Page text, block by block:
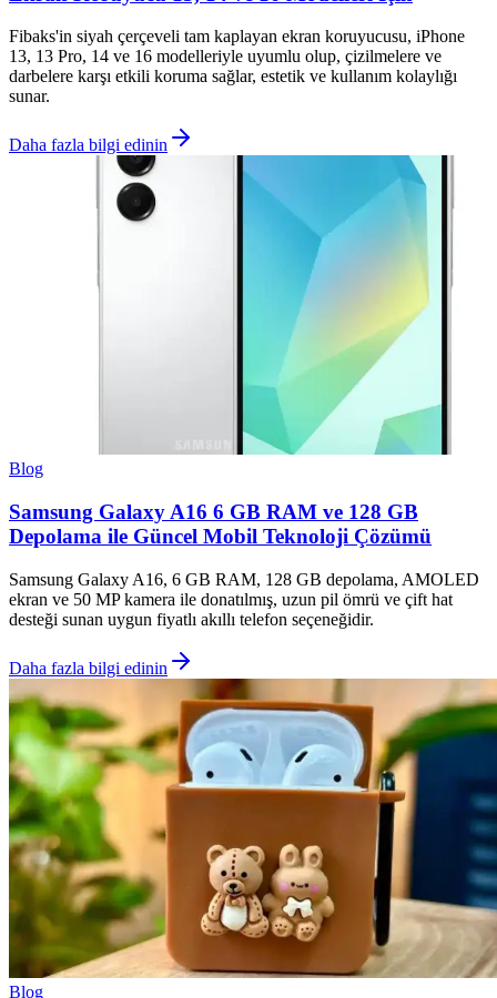
Fibaks'in siyah çerçeveli tam kaplayan ekran koruyucusu, iPhone
13, 13 Pro, 14 ve 16 modelleriyle uyumlu olup, çizilmelere ve
darbelere karşı etkili koruma sağlar, estetik ve kullanım kolaylığı
sunar.
Daha fazla bilgi edinin
Blog
Samsung Galaxy A16 6 GB RAM ve 128 GB
Depolama ile Güncel Mobil Teknoloji Çözümü
Samsung Galaxy A16, 6 GB RAM, 128 GB depolama, AMOLED
ekran ve 50 MP kamera ile donatılmış, uzun pil ömrü ve çift hat
desteği sunan uygun fiyatlı akıllı telefon seçeneğidir.
Daha fazla bilgi edinin
Blog